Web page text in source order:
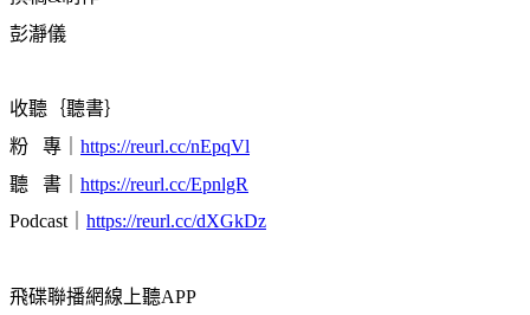
彭瀞儀
收聽｛聽書｝
粉
專｜ https://reurl.cc/nEpqVl
聽
書｜ https://reurl.cc/EpnlgR
Podcast
https://reurl.cc/dXGkDz
飛碟聯播網線上聽APP